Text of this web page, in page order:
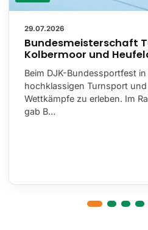
29.07.2026
Bundesmeisterschaft
Kolbermoor und
Beim DJK-Bundessportfest
hochklassigen Turnsport
Wettkämpfe zu erleben. Im
gab B…